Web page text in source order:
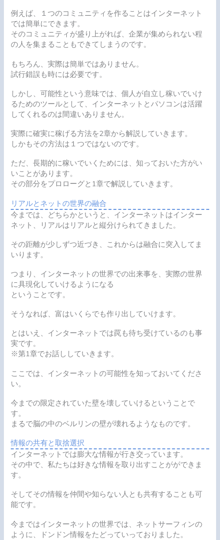
例えば、１つのコミュニティを作ることはインターネット
では簡単にできます。
そのコミュニティが盛り上がれば、企業が集められない程
の人を集まることもできてしまうのです。
もちろん、実際は簡単ではありません。
試行錯誤も時には必要です。
しかし、可能性という意味では、個人が自立し稼いでいけ
るためのツールとして、インターネットとパソコンは活躍
してくれるのは間違いありません。
実際に確実に稼げる方法を2章から解説していきます。
しかもその方法は１つではないのです。
ただ、長期的に稼いでいくためには、知っておいた方がい
いことがあります。
その部分をプロローグと1章で解説していきます。
リアルとネットの世界の融合
今までは、どちらかというと、インターネットはインター
ネット、リアルはリアルと縦分けられてきました。
その距離が少しずつ近づき、これからは融合に突入してま
いります。
つまり、 インターネットの世界での出来事を、実際の世界
に具現化していけるようになる
ということです。
そうなれば、富はいくらでも作り出していけます。
とはいえ、インターネットでは罠も待ち受けているのも事
実です。
※第1章でお話ししていきます。
ここでは、インターネットの可能性を知っておいてくださ
い。
今までの限定されていた壁を壊していけるということで
す。
まるで脳の中のベルリンの壁が壊れるようなものです。
情報の共有と取捨選択
インターネットでは膨大な情報が行き交っています。
その中で、私たちは好きな情報を取り出すことがができま
す。
そしてその情報を仲間や知らない人とも共有することも可
能です。
今まではインターネットの世界では、ネットサーフィンの
ように、ドンドン情報をたどっていっておりました。